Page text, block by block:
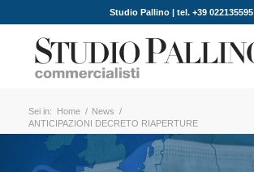
Studio Pallino | tel. +39 022135595
Sei in: Home / News /
ANTICIPAZIONI DECRETO RIAPERTURE